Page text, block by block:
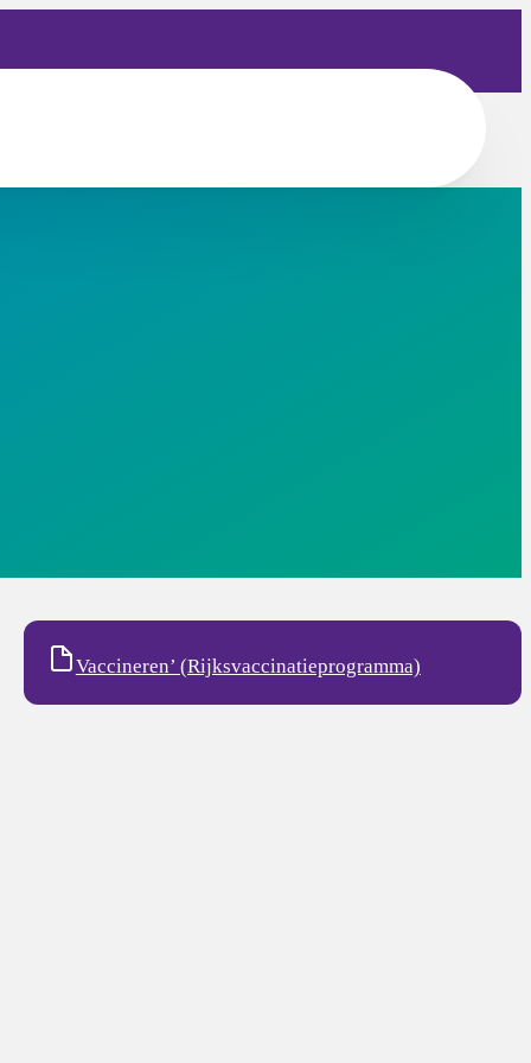
Vaccineren’ (Rijksvaccinatieprogramma)